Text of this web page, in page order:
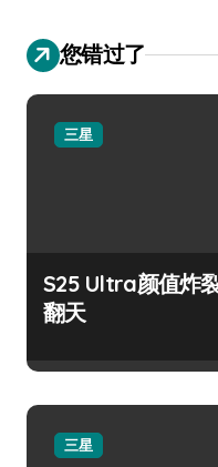
您错过了
三星
S25 Ultra颜值炸
翻天
三星